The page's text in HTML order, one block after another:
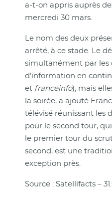
a-t-on appris auprès
mercredi 30 mars.
Le nom des deux
arrêté, à ce stade. Le
simultanément par les
d’information en
et franceinfo), mais
la soirée, a ajouté
télévisé réunissant les
pour le second tour,
le premier tour du
second, est une
exception près.
Source : Satellifacts –